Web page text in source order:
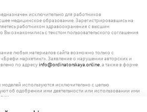
исключительно для работников
медицинское образование. Зарегистрировавшись на
работником здравоохранения с высшим
ознакомились с текстом пользовательского соглашения
любых материалов сайта возможно только с
маркетинг». Заявление о нарушении авторских и
по адресуinfo@ordinatorskaya.online, а также в форме
используются исключительно с целью
об одобрении ими деятельности или использовании ими